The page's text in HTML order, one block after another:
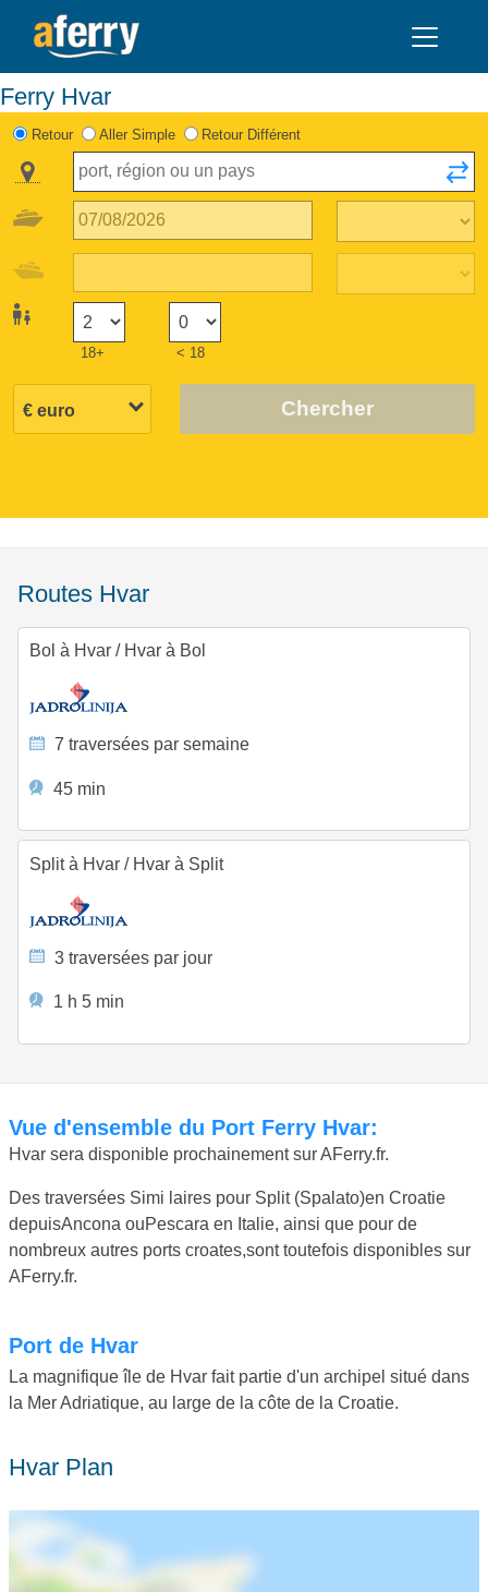
Ferry Hvar
Retour Aller Simple Retour Différent
18+ < 18
Chercher
Routes Hvar
Bol à Hvar /Hvar à Bol
7 traversées par semaine
45 min
Split à Hvar /Hvar à Split
3 traversées par jour
1 h 5 min
Vue d'ensemble du Port Ferry Hvar:
Hvar sera disponible prochainement sur AFerry.fr.
Des traversées Simi laires pour Split (Spalato)en Croatie
depuisAncona ouPescara en Italie, ainsi que pour de
nombreux autres ports croates,sont toutefois disponibles sur
AFerry.fr.
Port de Hvar
La magnifique île de Hvar fait partie d'un archipel situé dans
la Mer Adriatique, au large de la côte de la Croatie.
Hvar Plan